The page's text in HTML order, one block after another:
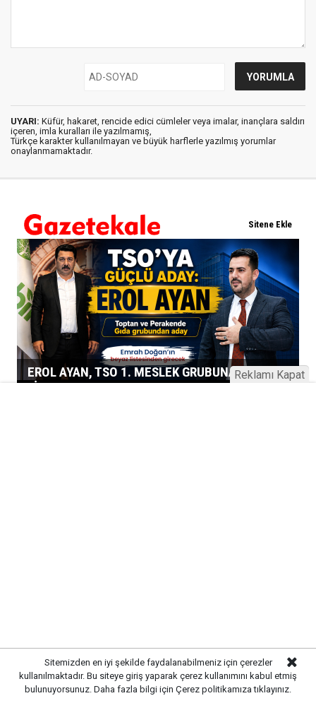
UYARI: Küfür, hakaret, rencide edici cümleler veya imalar, inançlara saldırı
içeren, imla kuralları ile yazılmamış,
Türkçe karakter kullanılmayan ve büyük harflerle yazılmış yorumlar
onaylanmamaktadır.
Yayınlanma: 07 Ağustos 2026 Cuma 13:07
Sitemizden en iyi şekilde faydalanabilmeniz için çerezler
kullanılmaktadır. Bu siteye giriş yaparak çerez kullanımını kabul etmiş
bulunuyorsunuz. Daha fazla bilgi için Çerez politikamıza tıklayınız.
Reklamı Kapat